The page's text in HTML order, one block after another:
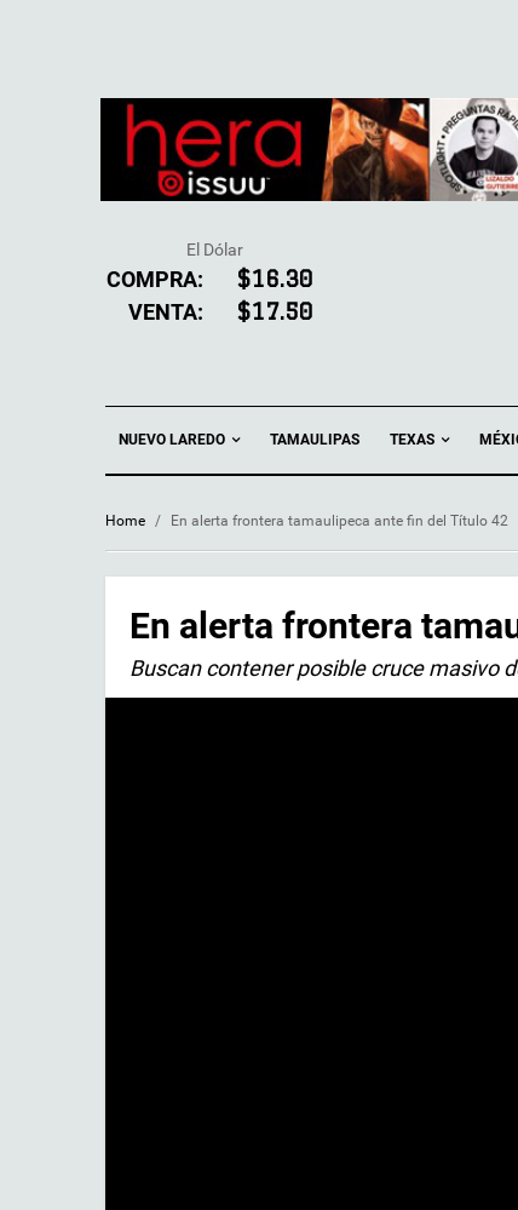
El Dólar
COMPRA: $16.30
VENTA: $17.50
NUEVO LAREDO TAMAULIPAS TEXAS
Home / En alerta frontera tamaulipeca ante fin del Título 42
En alerta frontera
Buscan contener posible cruce masivo